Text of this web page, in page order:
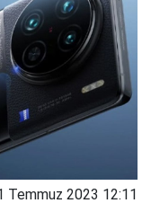
Temmuz 2023 12:11